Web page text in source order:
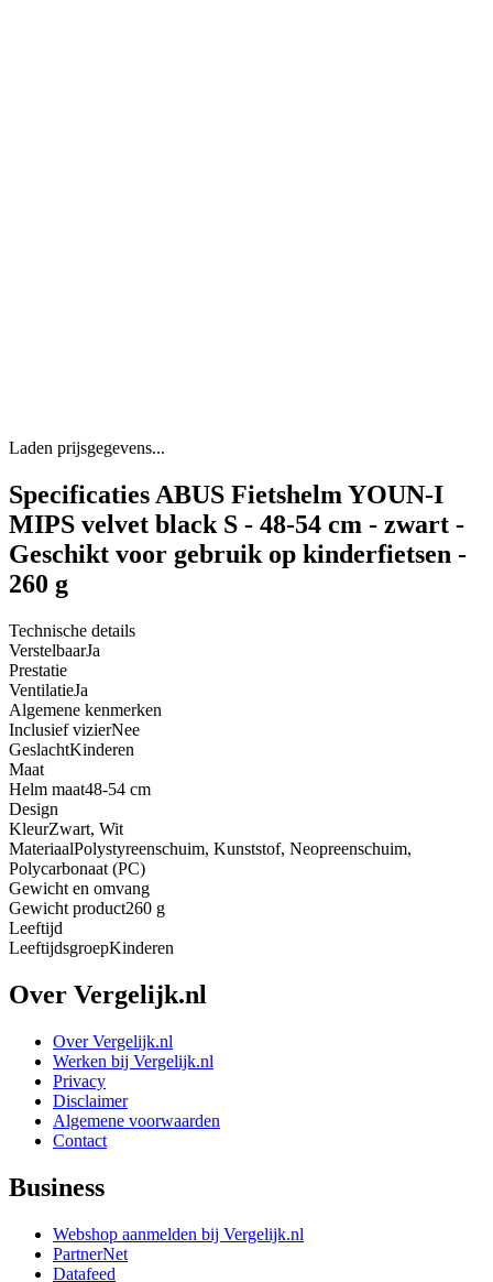
Laden prijsgegevens...
Specificaties ABUS Fietshelm YOUN-I
MIPS velvet black S - 48-54 cm - zwart -
Geschikt voor gebruik op kinderfietsen -
260 g
Technische details
VerstelbaarJa
Prestatie
VentilatieJa
Algemene kenmerken
Inclusief vizierNee
GeslachtKinderen
Maat
Helm maat48-54 cm
Design
KleurZwart, Wit
MateriaalPolystyreenschuim, Kunststof, Neopreenschuim,
Polycarbonaat (PC)
Gewicht en omvang
Gewicht product260 g
Leeftijd
LeeftijdsgroepKinderen
Over Vergelijk.nl
Over Vergelijk.nl
Werken bij Vergelijk.nl
Privacy
Disclaimer
Algemene voorwaarden
Contact
Business
Webshop aanmelden bij Vergelijk.nl
PartnerNet
Datafeed